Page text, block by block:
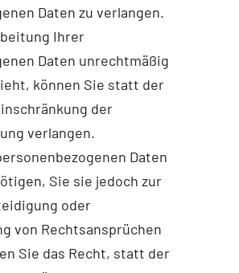
Daten zu verlangen.
Ihrer
Daten unrechtmäßig
können Sie statt der
der
verlangen.
Daten
Sie sie jedoch zur
oder
von Rechtsansprüchen
Sie das Recht, statt der